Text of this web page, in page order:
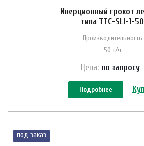
Инерционный грохот
типа ТТС-SLI-1-50
Производительность
50 т/ч
Цена: по запросу
Подробнее
под заказ